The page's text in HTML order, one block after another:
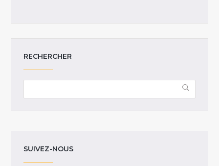
RECHERCHER
SUIVEZ-NOUS